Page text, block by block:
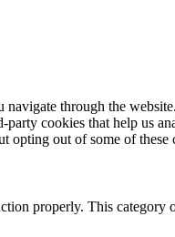
through the
cookies that help us
opting out of some of
properly. This